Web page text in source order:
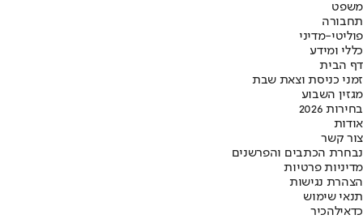
משפט
תחבורה
פוליטי-מדיני
כללי ומידע
דף הבית
זמני כניסת וצאת שבת
מגזין השבוע
בחירות 2026
אודות
צור קשר
נבחרת הכתבים והפרשנים
מדיניות פרטיות
הצהרת נגישות
תנאי שימוש
כדאילהכיר